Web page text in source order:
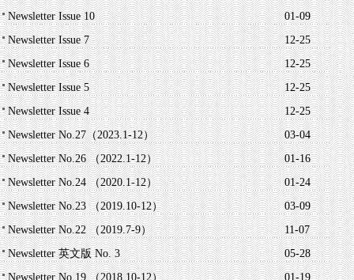
Newsletter Issue 10
01-09
Newsletter Issue 7
12-25
Newsletter Issue 6
12-25
Newsletter Issue 5
12-25
Newsletter Issue 4
12-25
Newsletter No.27（2023.1-12）
03-04
Newsletter No.26 （2022.1-12）
01-16
Newsletter No.24 （2020.1-12）
01-24
Newsletter No.23 （2019.10-12）
03-09
Newsletter No.22 （2019.7-9）
11-07
Newsletter 英文版 No. 3
05-28
Newsletter No.19 （2018.10-12）
01-19